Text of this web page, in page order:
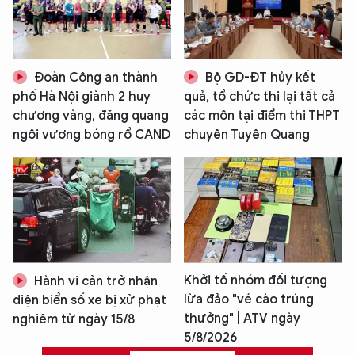
Đoàn Công an thành
phố Hà Nội giành 2 huy
chương vàng, đăng quang
ngôi vương bóng rổ CAND
Bộ GD-ĐT hủy kết
quả, tổ chức thi lại tất cả
các môn tại điểm thi THPT
chuyên Tuyên Quang
Hành vi cản trở nhận
diện biển số xe bị xử phạt
nghiêm từ ngày 15/8
Khởi tố nhóm đối tượng
lừa đảo "vé cào trúng
thưởng" | ATV ngày
5/8/2026